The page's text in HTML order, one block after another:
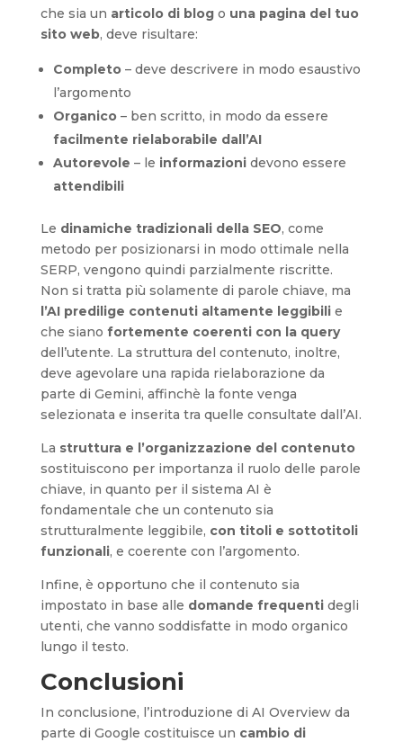
che sia un articolo di blogo una pagina del tuo
sito web, deve risultare:
Completo– deve descrivere in modo esaustivo
l’argomento
Organico– ben scritto, in modo da essere
facilmente rielaborabile dall’AI
Autorevole – le informazioni devono essere
attendibili
Le dinamiche tradizionali della SEO, come
metodo per posizionarsi in modo ottimale nella
SERP, vengono quindi parzialmente riscritte.
Non si tratta più solamente di parole chiave, ma
l’AI predilige contenuti altamente leggibilie
che siano fortemente coerenti con la query
dell’utente. La struttura del contenuto, inoltre,
deve agevolare una rapida rielaborazione da
parte di Gemini, affinchè la fonte venga
selezionata e inserita tra quelle consultate dall’AI.
La struttura e l’organizzazione del contenuto
sostituiscono per importanza il ruolo delle parole
chiave, in quanto per il sistema AI è
fondamentale che un contenuto sia
strutturalmente leggibile, con titoli e sottotitoli
funzionali, e coerente con l’argomento.
Infine, è opportuno che il contenuto sia
impostato in base alle domande frequentidegli
utenti, che vanno soddisfatte in modo organico
lungo il testo.
Conclusioni
In conclusione, l’introduzione di AI Overview da
parte di Google costituisce un cambio di